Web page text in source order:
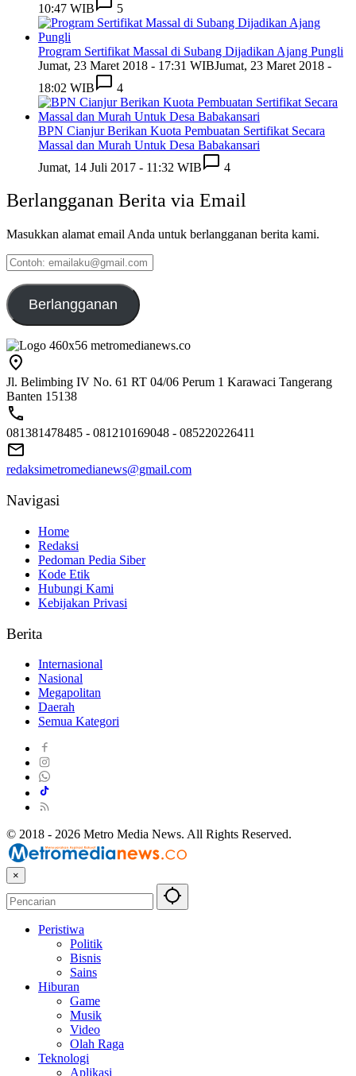
10:47 WIB
5
Program Sertifikat Massal di Subang Dijadikan Ajang Pungli
Jumat, 23 Maret 2018 - 17:31 WIBJumat, 23 Maret 2018 -
18:02 WIB
4
BPN Cianjur Berikan Kuota Pembuatan Sertifikat Secara
Massal dan Murah Untuk Desa Babakansari
Jumat, 14 Juli 2017 - 11:32 WIB
4
Berlangganan Berita via Email
Masukkan alamat email Anda untuk berlangganan berita kami.
Contoh:
emailaku@gmail.com
Berlangganan
Jl. Belimbing IV No. 61 RT 04/06 Perum 1 Karawaci Tangerang
Banten 15138
081381478485 - 081210169048 - 085220226411
redaksimetromedianews@gmail.com
Navigasi
Home
Redaksi
Pedoman Pedia Siber
Kode Etik
Hubungi Kami
Kebijakan Privasi
Berita
Internasional
Nasional
Megapolitan
Daerah
Semua Kategori
© 2018 - 2026 Metro Media News. All Rights Reserved.
×
Peristiwa
Politik
Bisnis
Sains
Hiburan
Game
Musik
Video
Olah Raga
Teknologi
Aplikasi